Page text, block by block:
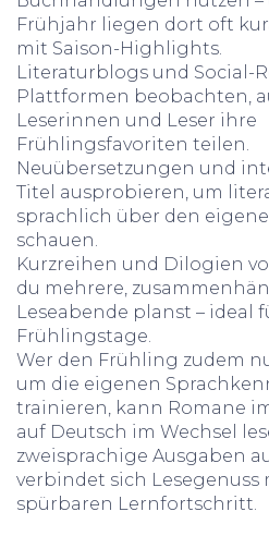
Frühjahr liegen dort oft
mit Saison-Highlights.
Literaturblogs und Social-
Plattformen beobachten,
Leserinnen und Leser ihre
Frühlingsfavoriten teilen.
Neuübersetzungen und
Titel ausprobieren, um
sprachlich über den
schauen.
Kurzreihen und Dilogien
du mehrere,
Leseabende planst – ideal
Frühlingstage.
Wer den Frühling zudem
um die eigenen
trainieren, kann Romane
auf Deutsch im Wechsel
zweisprachige Ausgaben
verbindet sich Lesegenuss
spürbaren Lernfortschritt.